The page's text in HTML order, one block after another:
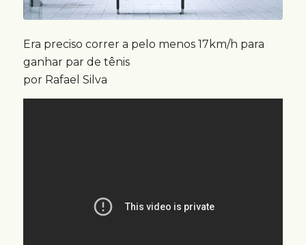
Era preciso correr a pelo menos 17km/h para
ganhar par de tênis
por Rafael Silva